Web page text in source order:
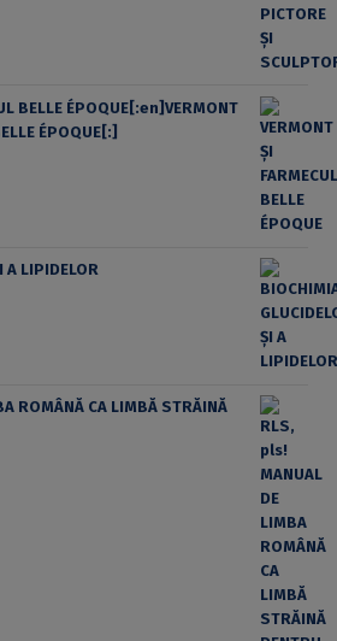
BELLE ÉPOQUE[:en]VERMONT
ÉPOQUE[:]
A LIPIDELOR
ROMÂNĂ CA LIMBĂ STRĂINĂ